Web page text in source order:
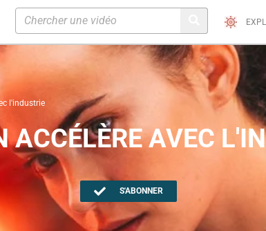
l'industrie
ACCÉLÈRE AVEC
S'ABONNER